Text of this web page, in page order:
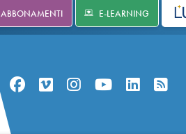
ABBONAMENTI E-LEARNING